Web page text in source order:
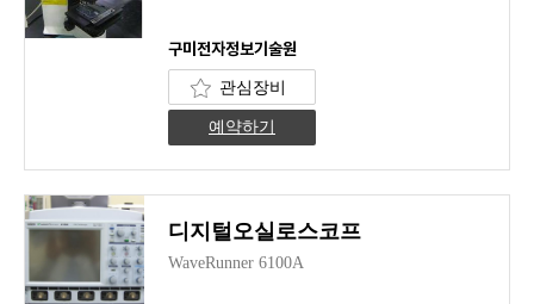
구미전자정보기술원
관심장비
예약하기
디지털오실로스코프
WaveRunner 6100A